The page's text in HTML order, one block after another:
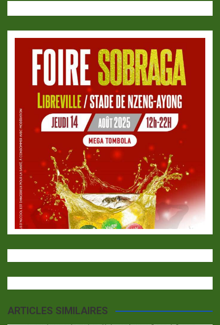
ARTICLES SIMILAIRES